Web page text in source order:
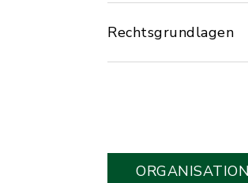
Rechtsgrundlagen